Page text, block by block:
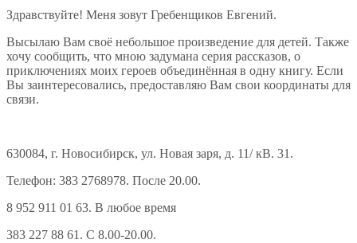
Здравствуйте! Меня зовут Гребенщиков Евгений.
Высылаю Вам своё небольшое произведение для детей. Также
хочу сообщить, что мною задумана серия рассказов, о
приключениях моих героев объединённая в одну книгу. Если
Вы заинтересовались, предоставляю Вам свои координаты для
связи.
630084, г. Новосибирск, ул. Новая заря, д. 11/ кВ. 31.
Телефон: 383 2768978. После 20.00.
8 952 911 01 63. В любое время
383 227 88 61. С 8.00-20.00.